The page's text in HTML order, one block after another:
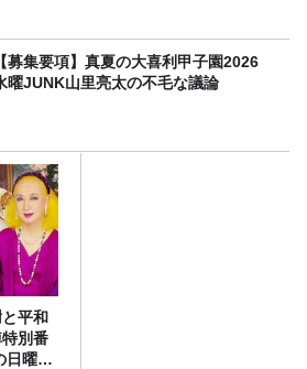
【募集要項】真夏の大喜利甲子園2026
曜JUNK山里亮太の不毛な議論
平和
別番
日曜日